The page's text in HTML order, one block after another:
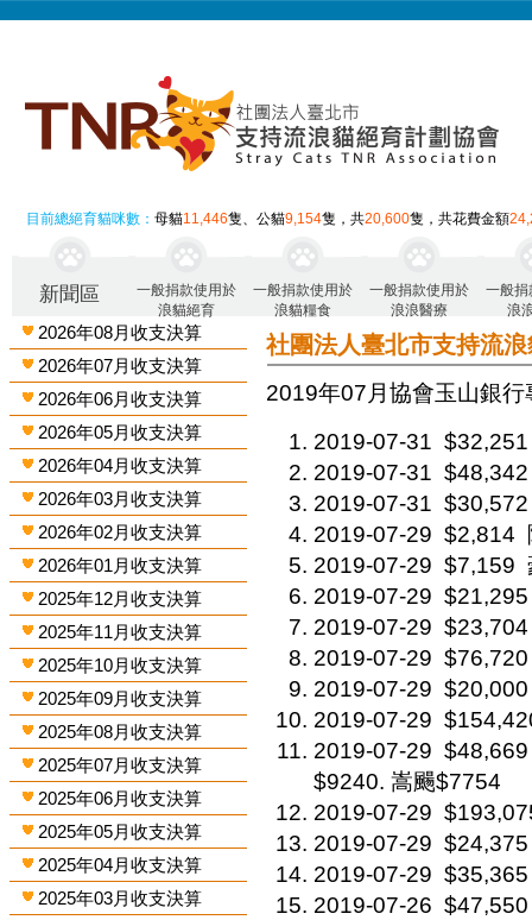
目前總絕育貓咪數：母貓11,446隻、公貓9,154隻，共20,600隻，共花費金額
新聞區
一般捐款使用於
浪貓絕育
一般捐款使用於
浪貓糧食
一般捐款使用於
浪浪醫療
一般捐
浪
2026年08月收支決算
2026年07月收支決算
2026年06月收支決算
2026年05月收支決算
2026年04月收支決算
2026年03月收支決算
2026年02月收支決算
2026年01月收支決算
2025年12月收支決算
2025年11月收支決算
2025年10月收支決算
2025年09月收支決算
2025年08月收支決算
2025年07月收支決算
2025年06月收支決算
2025年05月收支決算
2025年04月收支決算
2025年03月收支決算
社團法人臺北市支持流
2019年07月 協會玉山銀
2019-07-31 $32,251
2019-07-31 $48,342
2019-07-31 $30,572
2019-07-29 $2,814
2019-07-29 $7,159
2019-07-29 $21,295
2019-07-29 $23,704
2019-07-29 $76,720
2019-07-29 $20,000
2019-07-29
2019-07-29 $48,669
$9240. 嵩颺$7754
2019-07-29
2019-07-29 $24,375
2019-07-29 $35,365
2019-07-26 $47,550